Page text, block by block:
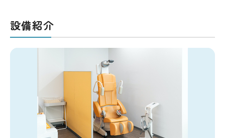
設備紹介